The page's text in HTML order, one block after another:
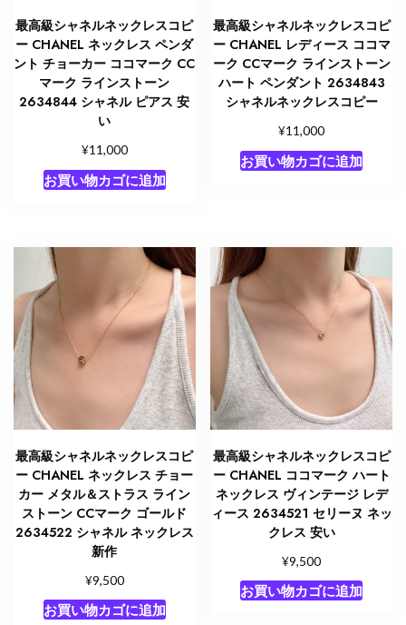
最高級シャネルネックレスコピ
ー CHANEL ネックレス ペンダ
ント チョーカー ココマーク CC
マーク ラインストーン
2634844 シャネル ピアス 安
い
¥11,000
お買い物カゴに追加
最高級シャネルネックレスコピ
ー CHANEL レディース ココマ
ーク CCマーク ラインストーン
ハート ペンダント 2634843
シャネルネックレスコピー
¥11,000
お買い物カゴに追加
最高級シャネルネックレスコピ
ー CHANEL ネックレス チョー
カー メタル＆ストラス ライン
ストーン CCマーク ゴールド
2634522 シャネル ネックレス
新作
¥9,500
お買い物カゴに追加
最高級シャネルネックレスコピ
ー CHANEL ココマーク ハート
ネックレス ヴィンテージ レデ
ィース 2634521 セリーヌ ネッ
クレス 安い
¥9,500
お買い物カゴに追加